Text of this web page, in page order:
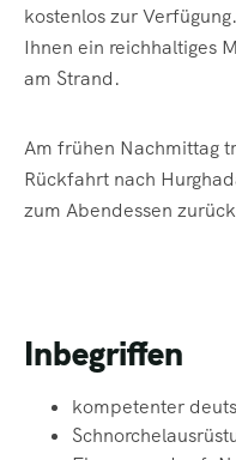
kostenlos zur
Ihnen ein reichhaltiges
am Strand.
Am frühen Nachmittag
Rückfahrt nach
zum Abendessen
Inbegriffen
kompetenter